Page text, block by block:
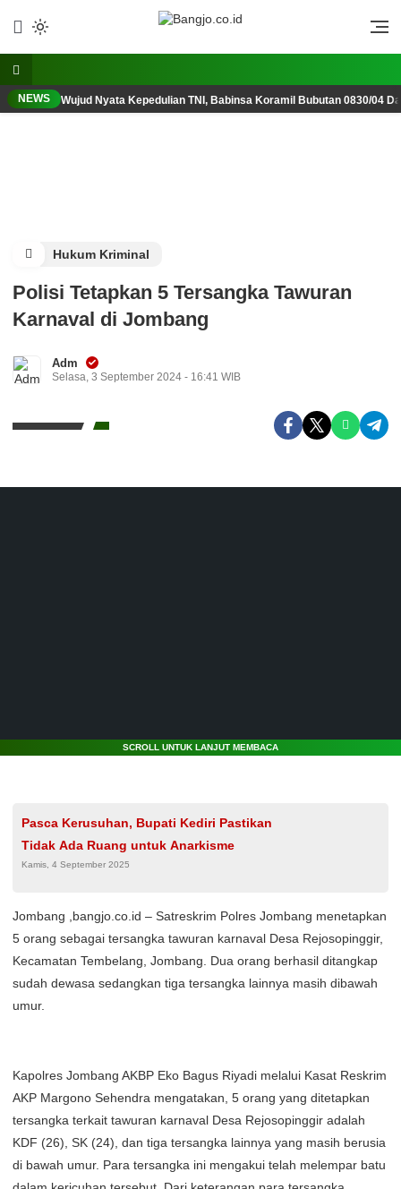
NEWS Wujud Nyata Kepedulian TNI, Babinsa Koramil Bubutan 0830/04
Hukum Kriminal
Polisi Tetapkan 5 Tersangka Tawuran
Karnaval di Jombang
Adm
Selasa, 3 September 2024 - 16:41 WIB
SCROLL UNTUK LANJUT MEMBACA
Pasca Kerusuhan, Bupati Kediri Pastikan
Tidak Ada Ruang untuk Anarkisme
Kamis, 4 September 2025
Jombang ,bangjo.co.id – Satreskrim Polres Jombang menetapkan
5 orang sebagai tersangka tawuran karnaval Desa Rejosopinggir,
Kecamatan Tembelang, Jombang. Dua orang berhasil ditangkap
sudah dewasa sedangkan tiga tersangka lainnya masih dibawah
umur.
Kapolres Jombang AKBP Eko Bagus Riyadi melalui Kasat Reskrim
AKP Margono Sehendra mengatakan, 5 orang yang ditetapkan
tersangka terkait tawuran karnaval Desa Rejosopinggir adalah
KDF (26), SK (24), dan tiga tersangka lainnya yang masih berusia
di bawah umur. Para tersangka ini mengakui telah melempar batu